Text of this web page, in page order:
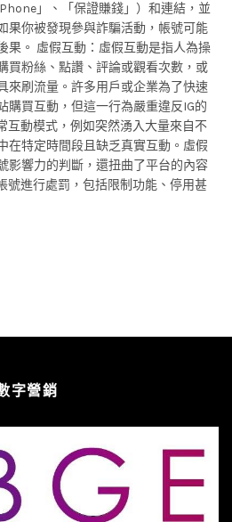
」、「保證賺錢」）和連結，並
果你被發現參與詐騙活動，帳號可能
果。 虛假互動：虛假互動是指人為操
買粉絲、點讚、評論或觀看次數，或
來刷流量。許多用戶或企業為了快速
購買互動，但這一行為嚴重違反IG的
互動模式，例如突然湧入大量來自不
在特定時間段且缺乏真實互動。虛假
影響力的判斷，還扭曲了平台的內容
號進行處罰，包括限制功能、停用甚
字營銷